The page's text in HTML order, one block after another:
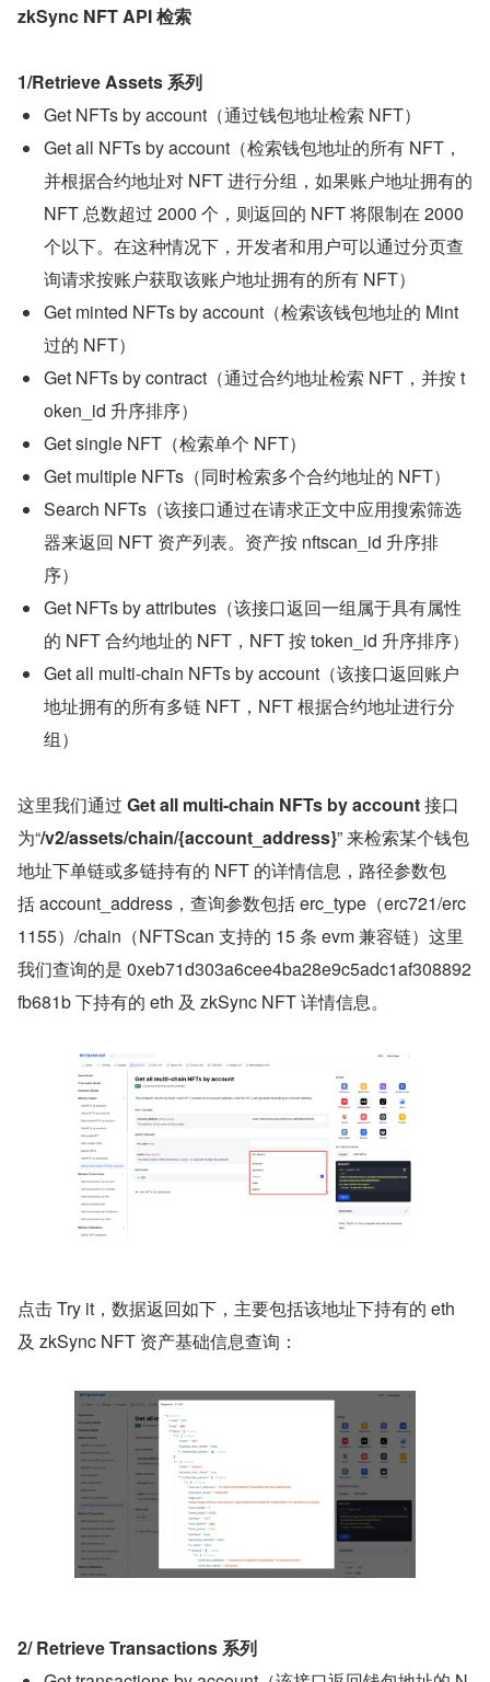
zkSync NFT API 检索
1/Retrieve Assets 系列
Get NFTs by account（通过钱包地址检索 NFT）
Get all NFTs by account（检索钱包地址的所有 NFT，
并根据合约地址对 NFT 进行分组，如果账户地址拥有的
NFT 总数超过 2000 个，则返回的 NFT 将限制在 2000
个以下。在这种情况下，开发者和用户可以通过分页查
询请求按账户获取该账户地址拥有的所有 NFT）
Get minted NFTs by account（检索该钱包地址的 Mint
过的 NFT）
Get NFTs by contract（通过合约地址检索 NFT，并按 t
oken_id 升序排序）
Get single NFT（检索单个 NFT）
Get multiple NFTs（同时检索多个合约地址的 NFT）
Search NFTs（该接口通过在请求正文中应用搜索筛选
器来返回 NFT 资产列表。资产按 nftscan_id 升序排
序）
Get NFTs by attributes（该接口返回一组属于具有属性
的 NFT 合约地址的 NFT，NFT 按 token_id 升序排序）
Get all multi-chain NFTs by account（该接口返回账户
地址拥有的所有多链 NFT，NFT 根据合约地址进行分
组）
这里我们通过 Get all multi-chain NFTs by account 接口
为“/v2/assets/chain/{account_address}” 来检索某个钱包
地址下单链或多链持有的 NFT 的详情信息，路径参数包
括 account_address，查询参数包括 erc_type（erc721/erc
1155）/chain（NFTScan 支持的 15 条 evm 兼容链）这里
我们查询的是 0xeb71d303a6cee4ba28e9c5adc1af308892
fb681b 下持有的 eth 及 zkSync NFT 详情信息。
点击 Try it，数据返回如下，主要包括该地址下持有的 eth
及 zkSync NFT 资产基础信息查询：
2/ Retrieve Transactions 系列